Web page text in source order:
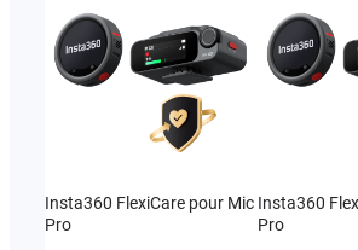
Insta360 FlexiCare pour Mic
Pro
Insta360
Pro